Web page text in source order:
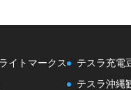
イトマークス
テスラ充電
テスラ沖縄